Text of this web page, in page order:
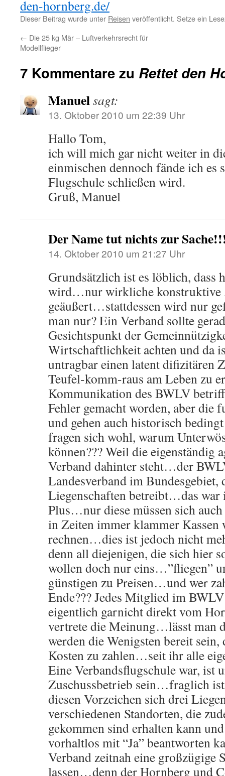
den-hornberg.de/
Dieser Beitrag wurde unter Reisen veröffentlicht. Setze ein
← Die 25 kg Mär – Luftverkehrsrecht für
Modellflieger
7 Kommentare zu Rettet den
Manuelsagt:
13. Oktober 2010 um 22:39 Uhr
Hallo Tom,
ich will mich gar nicht weiter in
einmischen dennoch fände ich es
Flugschule schließen wird.
Gruß, Manuel
Der Name tut nichts zur
14. Oktober 2010 um 21:27 Uhr
Grundsätzlich ist es löblich, dass
wird…nur wirkliche konstruktive
geäußert…stattdessen wird nur
man nur? Ein Verband sollte
Gesichtspunkt der
Wirtschaftlichkeit achten und da
untragbar einen latent difizitären
Teufel-komm-raus am Leben zu
Kommunikation des BWLV
Fehler gemacht worden, aber die
und gehen auch historisch
fragen sich wohl, warum
können??? Weil die eigenständig
Verband dahinter steht…der
Landesverband im Bundesgebiet,
Liegenschaften betreibt…das war
Plus…nur diese müssen sich
in Zeiten immer klammer Kassen
rechnen…dies ist jedoch nicht
denn all diejenigen, die sich hier
wollen doch nur eins…”fliegen”
günstigen zu Preisen…und wer
Ende??? Jedes Mitglied im
eigentlich garnicht direkt vom
vertrete die Meinung…lässt man
werden die Wenigsten bereit sein,
Kosten zu zahlen…seit ihr alle
Eine Verbandsflugschule war, ist
Zuschussbetrieb sein…fraglich
diesen Vorzeichen sich drei
verschiedenen Standorten, die
gekommen sind erhalten kann
vorhaltlos mit “Ja” beantworten
Verband zeitnah eine großzügige
lassen…denn der Hornberg und